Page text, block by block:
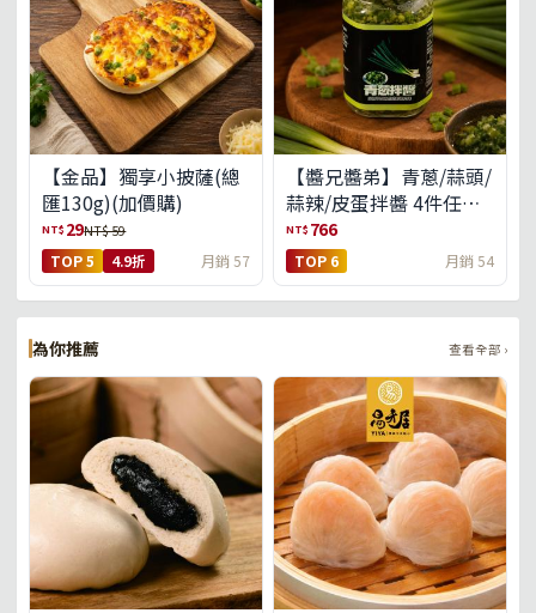
【金品】獨享小披薩(總
匯130g)(加價購)
NT$ 29NT$ 59
TOP 5 4.9折 月銷 57
【醬兄醬弟】青蔥/蒜頭/
蒜辣/皮蛋拌醬 4件任選
(免運組)
NT$ 766
TOP 6 月銷 54
為你推薦 查看全部 ›